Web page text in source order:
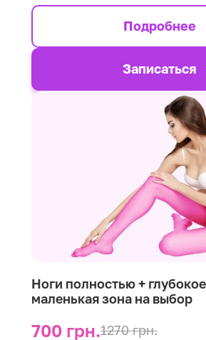
Подробнее
Записаться
Ноги полностью +
маленькая зона на выбор
700 грн.1270 грн.